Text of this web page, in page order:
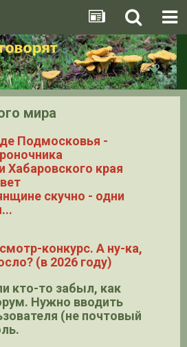
мира
Подмосковья -
Хабаровского края
скучно - одни
конкурс. А ну-ка,
(в 2026 году)
кто-то забыл, как
Нужно вводить
(не почтовый